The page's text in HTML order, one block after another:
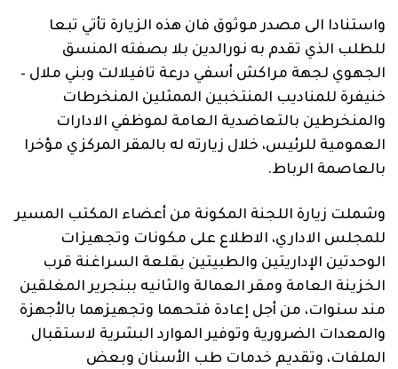
واستنادا الى مصدر موثوق فان هذه الزيارة تأتي تبعا
للطلب الذي تقدم به نورالدين بلا بصفته المنسق
الجهوي لجهة مراكش أسفي درعة تافيلالت وبني ملال –
خنيفرة للمناديب المنتخبين الممثلين المنخرطات
والمنخرطين بالتعاضدية العامة لموظفي الادارات
العمومية للرئيس، خلال زيارته له بالمقر المركزي مؤخرا
بالعاصمة الرباط.
وشملت زيارة اللجنة المكونة من أعضاء المكتب المسير
للمجلس الاداري، الاطلاع على مكونات وتجهيزات
الوحدتين الإداريتين والطبيتين بقلعة السراغنة قرب
الخزينة العامة ومقر العمالة والثانيه ببنجرير المغلقين
مند سنوات، من أجل إعادة فتحهما وتجهيزهما بالأجهزة
والمعدات الضرورية وتوفير الموارد البشرية لاستقبال
الملفات، وتقديم خدمات طب الأسنان وبعض